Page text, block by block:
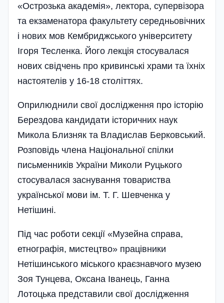
«Острозька академія», лектора, супервізора
та екзаменатора факультету середньовічних
і нових мов Кембриджського університету
Ігоря Тесленка. Його лекція стосувалася
нових свідчень про кривинські храми та їхніх
настоятелів у 16-18 століттях.
Оприлюднили свої дослідження про історію
Берездова кандидати історичних наук
Микола Близняк та Владислав Берковський.
Розповідь члена Національної спілки
письменників України Миколи Руцького
стосувалася заснування товариства
української мови ім. Т. Г. Шевченка у
Нетішині.
Під час роботи секції «Музейна справа,
етнографія, мистецтво» працівники
Нетішинського міського краєзнавчого музею
Зоя Тунцева, Оксана Іванець, Ганна
Лотоцька представили свої дослідження